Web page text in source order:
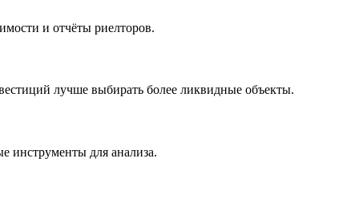
и отчёты риелторов.
лучше выбирать более ликвидные объекты.
инструменты для анализа.